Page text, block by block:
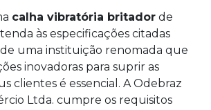
calha vibratória britador de
às especificações citadas
de uma instituição renomada que
inovadoras para suprir as
clientes é essencial. A Odebraz
Ltda. cumpre os requisitos